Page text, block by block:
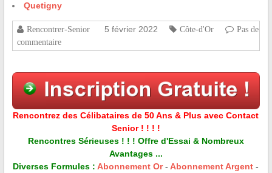
Quetigny
Rencontrer-Senior 5 février 2022 Côte-d'Or
Pas de
commentaire
Rencontrez des Célibataires de 50 Ans & Plus avec Contact
Senior ! ! ! !
Rencontres Sérieuses ! ! ! Offre d'Essai & Nombreux
Avantages ...
Diverses Formules : Abonnement Or-Abonnement Argent -